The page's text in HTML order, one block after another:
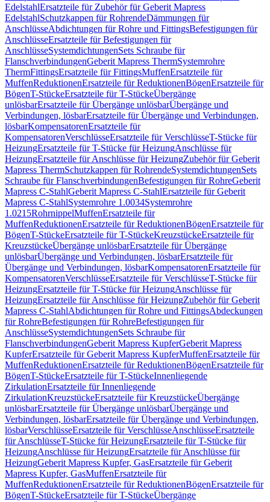
EdelstahlErsatzteile für Zubehör für Geberit Mapress
EdelstahlSchutzkappen für RohrendeDämmungen für
AnschlüsseAbdichtungen für Rohre und FittingsBefestigungen für
AnschlüsseErsatzteile für Befestigungen für
AnschlüsseSystemdichtungenSets Schraube für
FlanschverbindungenGeberit Mapress ThermSystemrohre
ThermFittingsErsatzteile für FittingsMuffenErsatzteile für
MuffenReduktionenErsatzteile für ReduktionenBögenErsatzteile für
BögenT-StückeErsatzteile für T-StückeÜbergänge
unlösbarErsatzteile für Übergänge unlösbarÜbergänge und
Verbindungen, lösbarErsatzteile für Übergänge und Verbindungen,
lösbarKompensatorenErsatzteile für
KompensatorenVerschlüsseErsatzteile für VerschlüsseT-Stücke für
HeizungErsatzteile für T-Stücke für HeizungAnschlüsse für
HeizungErsatzteile für Anschlüsse für HeizungZubehör für Geberit
Mapress ThermSchutzkappen für RohrendeSystemdichtungenSets
Schraube für FlanschverbindungenBefestigungen für RohreGeberit
Mapress C-StahlGeberit Mapress C-StahlErsatzteile für Geberit
Mapress C-StahlSystemrohre 1.0034Systemrohre
1.0215RohrnippelMuffenErsatzteile für
MuffenReduktionenErsatzteile für ReduktionenBögenErsatzteile für
BögenT-StückeErsatzteile für T-StückeKreuzstückeErsatzteile für
KreuzstückeÜbergänge unlösbarErsatzteile für Übergänge
unlösbarÜbergänge und Verbindungen, lösbarErsatzteile für
Übergänge und Verbindungen, lösbarKompensatorenErsatzteile für
KompensatorenVerschlüsseErsatzteile für VerschlüsseT-Stücke für
HeizungErsatzteile für T-Stücke für HeizungAnschlüsse für
HeizungErsatzteile für Anschlüsse für HeizungZubehör für Geberit
Mapress C-StahlAbdichtungen für Rohre und FittingsAbdeckungen
für RohreBefestigungen für RohreBefestigungen für
AnschlüsseSystemdichtungenSets Schraube für
FlanschverbindungenGeberit Mapress KupferGeberit Mapress
KupferErsatzteile für Geberit Mapress KupferMuffenErsatzteile für
MuffenReduktionenErsatzteile für ReduktionenBögenErsatzteile für
BögenT-StückeErsatzteile für T-StückeInnenliegende
ZirkulationErsatzteile für Innenliegende
ZirkulationKreuzstückeErsatzteile für KreuzstückeÜbergänge
unlösbarErsatzteile für Übergänge unlösbarÜbergänge und
Verbindungen, lösbarErsatzteile für Übergänge und Verbindungen,
lösbarVerschlüsseErsatzteile für VerschlüsseAnschlüsseErsatzteile
für AnschlüsseT-Stücke für HeizungErsatzteile für T-Stücke für
HeizungAnschlüsse für HeizungErsatzteile für Anschlüsse für
HeizungGeberit Mapress Kupfer, GasErsatzteile für Geberit
Mapress Kupfer, GasMuffenErsatzteile für
MuffenReduktionenErsatzteile für ReduktionenBögenErsatzteile für
BögenT-StückeErsatzteile für T-StückeÜbergänge